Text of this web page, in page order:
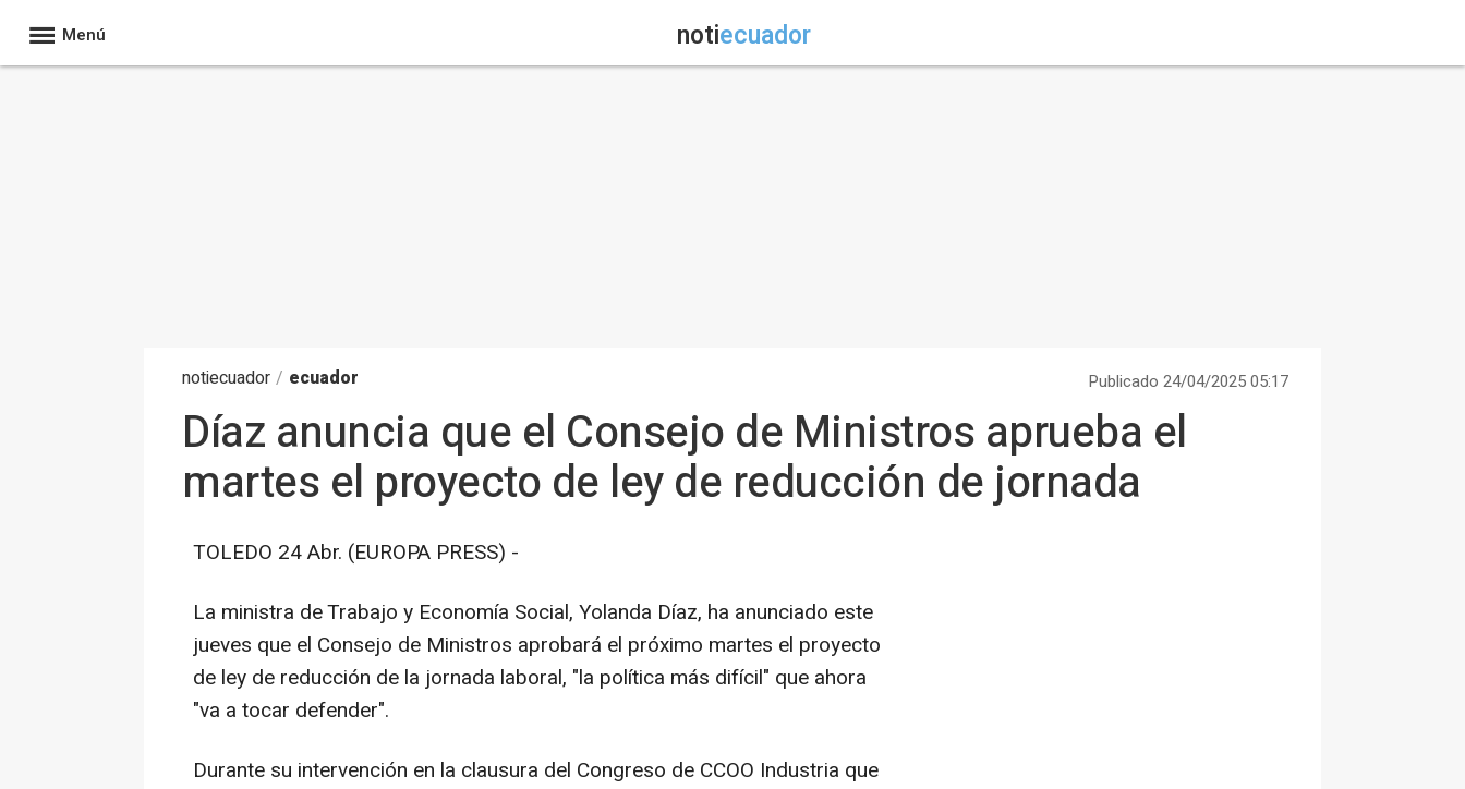
Menú notiecuador
notiecuador / ecuador Publicado 24/04/2025 05:17
Díaz anuncia que el Consejo de Ministros aprueba el
martes el proyecto de ley de reducción de jornada
TOLEDO 24 Abr. (EUROPA PRESS) -
La ministra de Trabajo y Economía Social, Yolanda Díaz, ha anunciado este
jueves que el Consejo de Ministros aprobará el próximo martes el proyecto
de ley de reducción de la jornada laboral, "la política más difícil" que ahora
"va a tocar defender".
Durante su intervención en la clausura del Congreso de CCOO Industria que